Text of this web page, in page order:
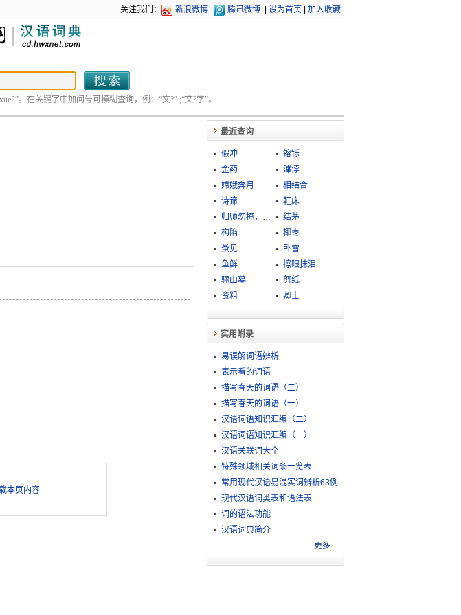
关注我们： 新浪微博 腾讯微博 设为首页 加入收藏
。在关键字中加问号可模糊查询，例：“文?” ;“文?学”。
载本页内容
最近查询
假冲
镕铄
金药
滭浡
嫦娥奔月
相结合
诗谛
軖床
归师勿掩，穷寇莫追
结茅
构陷
椰枣
蚤见
卧雪
鱼鲜
擦眼抹泪
骊山墓
剪纸
资粗
卿士
实用附录
易误解词语辨析
表示看的词语
描写春天的词语（二）
描写春天的词语（一）
汉语词语知识汇编（二）
汉语词语知识汇编（一）
汉语关联词大全
特殊领域相关词条一览表
常用现代汉语易混实词辨析63例
现代汉语词类表和语法表
词的语法功能
汉语词典简介
更多...